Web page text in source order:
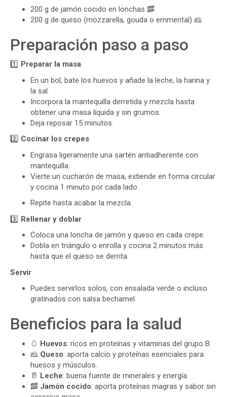
200 g de jamón cocido en lonchas 🥓
200 g de queso (mozzarella, gouda o emmental) 🧀
Preparación paso a paso
1️⃣ Preparar la masa
En un bol, bate los huevos y añade la leche, la harina y
la sal.
Incorpora la mantequilla derretida y mezcla hasta
obtener una masa líquida y sin grumos.
Deja reposar 15 minutos.
2️⃣ Cocinar los crepes
Engrasa ligeramente una sartén antiadherente con
mantequilla.
Vierte un cucharón de masa, extiende en forma circular
y cocina 1 minuto por cada lado.
Repite hasta acabar la mezcla.
3️⃣ Rellenar y doblar
Coloca una loncha de jamón y queso en cada crepe.
Dobla en triángulo o enrolla y cocina 2 minutos más
hasta que el queso se derrita.
Servir
Puedes servirlos solos, con ensalada verde o incluso
gratinados con salsa bechamel.
Beneficios para la salud
🥚 Huevos: ricos en proteínas y vitaminas del grupo B.
🧀 Queso: aporta calcio y proteínas esenciales para
huesos y músculos.
🥛 Leche: buena fuente de minerales y energía.
🥓 Jamón cocido: aporta proteínas magras y sabor sin